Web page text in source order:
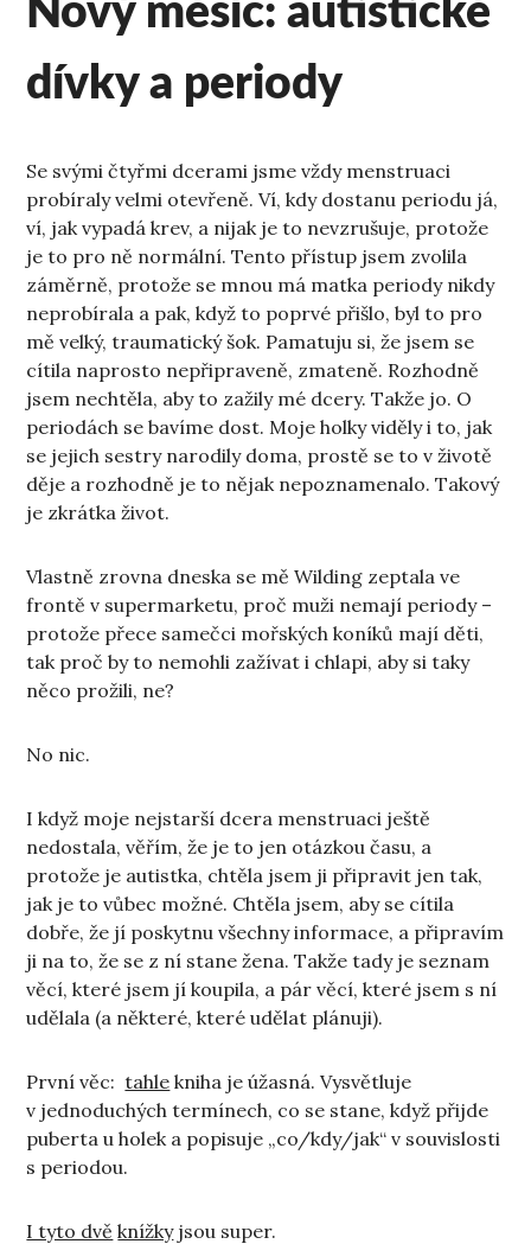
Nový měsíc: autistické
dívky a periody
Se svými čtyřmi dcerami jsme vždy menstruaci
probíraly velmi otevřeně. Ví, kdy dostanu periodu já,
ví, jak vypadá krev, a nijak je to nevzrušuje, protože
je to pro ně normální. Tento přístup jsem zvolila
záměrně, protože se mnou má matka periody nikdy
neprobírala a pak, když to poprvé přišlo, byl to pro
mě velký, traumatický šok. Pamatuju si, že jsem se
cítila naprosto nepřipraveně, zmateně. Rozhodně
jsem nechtěla, aby to zažily mé dcery. Takže jo. O
periodách se bavíme dost. Moje holky viděly i to, jak
se jejich sestry narodily doma, prostě se to v životě
děje a rozhodně je to nějak nepoznamenalo. Takový
je zkrátka život.
Vlastně zrovna dneska se mě Wilding zeptala ve
frontě v supermarketu, proč muži nemají periody –
protože přece samečci mořských koníků mají děti,
tak proč by to nemohli zažívat i chlapi, aby si taky
něco prožili, ne?
No nic.
I když moje nejstarší dcera menstruaci ještě
nedostala, věřím, že je to jen otázkou času, a
protože je autistka, chtěla jsem ji připravit jen tak,
jak je to vůbec možné. Chtěla jsem, aby se cítila
dobře, že jí poskytnu všechny informace, a připravím
ji na to, že se z ní stane žena. Takže tady je seznam
věcí, které jsem jí koupila, a pár věcí, které jsem s ní
udělala (a některé, které udělat plánuji).
První věc:tahle kniha je úžasná. Vysvětluje
v jednoduchých termínech, co se stane, když přijde
puberta u holek a popisuje „co/kdy/jak“ v souvislosti
s periodou.
I tyto dvě knížkyjsou super.